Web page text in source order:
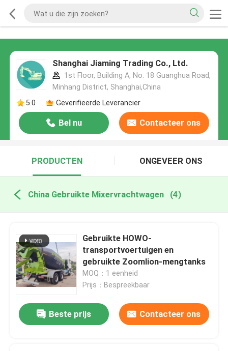
Shanghai Jiaming Trading Co., Ltd.
1st Floor, Building A, No. 18 Guanghua Road,
Minhang District, Shanghai,China
5.0
Geverifieerde Leverancier
Bel nu Contacteer ons
PRODUCTEN ONGEVEER ONS
China Gebruikte Mixervrachtwagen (4)
Gebruikte HOWO-
transportvoertuigen en
gebruikte Zoomlion-mengtanks
MOQ：1 eenheid
Prijs：Bespreekbaar
Beste prijs Contacteer ons